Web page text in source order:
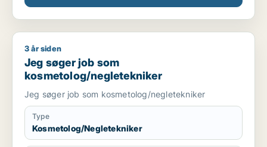
Jeg søger job som kosmetolog/negletekniker
3 år siden
Jeg søger job som
kosmetolog/negletekniker
Jeg søger job som kosmetolog/negletekniker
Type
Kosmetolog/Negletekniker